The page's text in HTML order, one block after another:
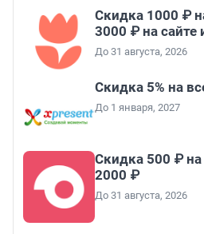
Скидка 1000 ₽
3000 ₽ на
До 31 августа, 2026
Скидка 5% на
До 1 января, 2027
Скидка 500 ₽
2000 ₽
До 31 августа, 2026